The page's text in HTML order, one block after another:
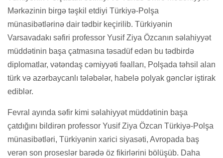
Mərkəzinin birgə təşkil etdiyi Türkiyə-Polşa
münasibətlərinə dair tədbir keçirilib. Türkiyənin
Varsavadakı səfiri professor Yusif Ziya Özcanın səlahiyyət
müddətinin başa çatmasına təsadüf edən bu tədbirdə
diplomatlar, vətəndaş cəmiyyəti fəalları, Polşada təhsil alan
türk və azərbaycanlı tələbələr, habelə polyak gənclər iştirak
ediblər.
Fevral ayında səfir kimi səlahiyyət müddətinin başa
çatdığını bildirən professor Yusif Ziya Özcan Türkiyə-Polşa
münasibətləri, Türkiyənin xarici siyasəti, Avropada baş
verən son proseslər barədə öz fikirlərini bölüşüb. Daha